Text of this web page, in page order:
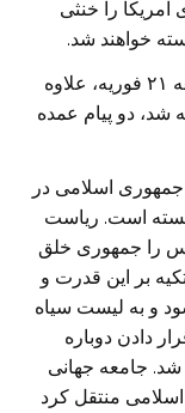
را خنثی
خواهند شد.
نشست گروه ویژه اقدام مالی در روز جمعه ۲۱ فوریه، علاوه
شد، دو پیام عمده
اسلامی در
بسته است. ریاست
را جمهوری خلق
بر این قدرت و
و به لیست سیاه
دادن دوباره
شد. جامعه جهانی
اسلامی منتقل کرد